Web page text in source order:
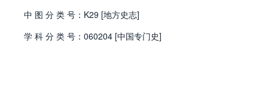
中 图 分 类 号： K29 [地方史志]
学 科 分 类 号： 060204 [中国专门史]